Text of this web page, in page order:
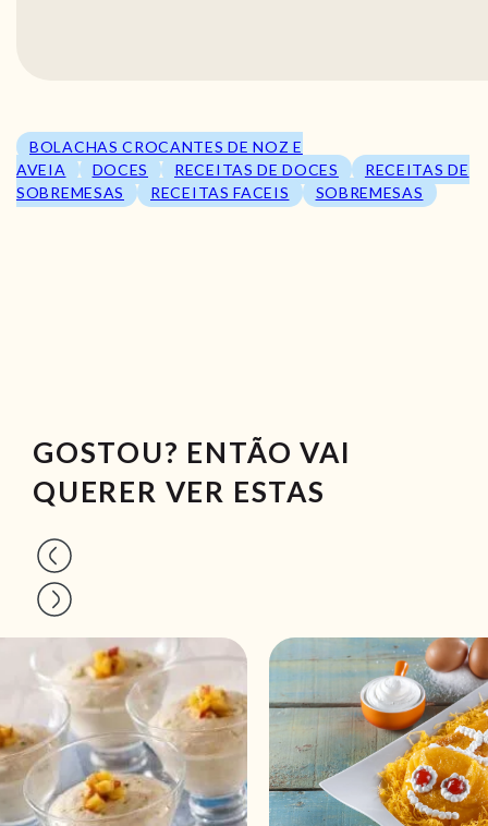
BOLACHAS CROCANTES DE NOZ E
AVEIA
DOCES RECEITAS DE DOCES
RECEITAS DE
SOBREMESAS
RECEITAS FACEIS SOBREMESAS
GOSTOU? ENTÃO VAI
QUERER VER ESTAS